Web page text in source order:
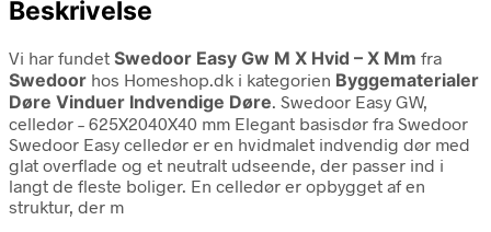
Beskrivelse
Vi har fundet Swedoor Easy Gw M X Hvid – X Mm fra
Swedoor hos Homeshop.dk i kategorien Byggematerialer
Døre Vinduer Indvendige Døre. Swedoor Easy GW,
celledør – 625X2040X40 mm Elegant basisdør fra Swedoor
Swedoor Easy celledør er en hvidmalet indvendig dør med
glat overflade og et neutralt udseende, der passer ind i
langt de fleste boliger. En celledør er opbygget af en
struktur, der m